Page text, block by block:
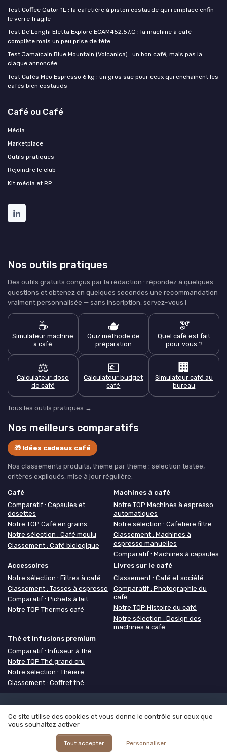
Test Coffee Gator 1L : la cafetière à piston costaude qui remplace enfin
le verre fragile
Test De’Longhi Eletta Explore ECAM452.57.G : la machine à café
complète mais un peu prise de tête
Test Jamaïcain Blue Mountain (Volcanica) : un bon café, mais pas la
claque annoncée
Test Cafés Méo Espresso 6 kg : un gros sac pour ceux qui enchaînent les
cafés bien costauds
Café ou Café
Média
Marketplace
Outils pratiques
Rejoindre le club
Kit média et RP
Nos outils pratiques
Des outils gratuits conçus par la rédaction : répondez à quelques
questions et obtenez en quelques secondes une recommandation
vraiment personnalisée — sans inscription, servez-vous !
☕
Simulateur machine
à café
🫖
Quiz méthode de
préparation
🫘
Quel café est fait
pour vous ?
⚖️
Calculateur dose
de café
💶
Calculateur budget
café
🏢
Simulateur café au
bureau
Tous les outils pratiques →
Nos meilleurs comparatifs
🎁 Idées cadeaux café
Nos classements produits, thème par thème : sélection testée,
critères expliqués, mise à jour régulière.
Café
Comparatif : Capsules et
dosettes
Notre TOP Café en grains
Notre sélection : Café moulu
Classement : Café biologique
Machines à café
Notre TOP Machines à espresso
automatiques
Notre sélection : Cafetière filtre
Classement : Machines à
espresso manuelles
Comparatif : Machines à capsules
Accessoires
Notre sélection : Filtres à café
Classement : Tasses à espresso
Comparatif : Pichets à lait
Notre TOP Thermos café
Livres sur le café
Classement : Café et société
Comparatif : Photographie du
café
Notre TOP Histoire du café
Notre sélection : Design des
machines à café
Thé et infusions premium
Comparatif : Infuseur à thé
Notre TOP Thé grand cru
Notre sélection : Théière
Classement : Coffret thé
Enquête 2025 sur les cafés
Notre méthodologie
À propos de
© Café ou Café 2026
Ce site utilise des cookies et vous donne le contrôle sur ceux que
vous souhaitez activer
Tout accepter Personnaliser